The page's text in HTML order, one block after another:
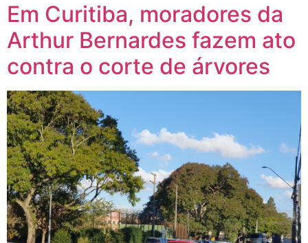
Em Curitiba, moradores da
Arthur Bernardes fazem ato
contra o corte de árvores